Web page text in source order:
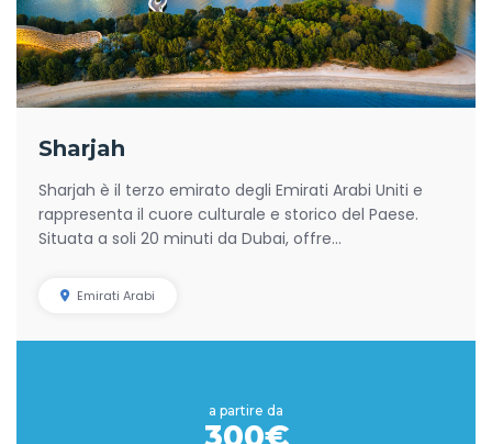
Sharjah
Sharjah è il terzo emirato degli Emirati Arabi Uniti e
rappresenta il cuore culturale e storico del Paese.
Situata a soli 20 minuti da Dubai, offre...
Emirati Arabi
a partire da
300€